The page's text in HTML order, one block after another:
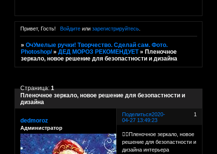
Привет, Гость! Войдитеили зарегистрируйтесь.
»ОчУмелые ручки! Творчество. Сделай сам. Фото.
Photoshop/ »ДЕД МОРОЗ РЕКОМЕНДУЕТ » Пленочное
зеркало, новое решение для безопастности и дизайна
Пленочное зеркало, новое решение для безопастности и
дизайна
Страница:1
Поделиться 1
2020-
04-27 13:49:23
dedmoroz
Администратор
👍🏻Пленочное зеркало, новое
решение для безопастности и
дизайна интерьера